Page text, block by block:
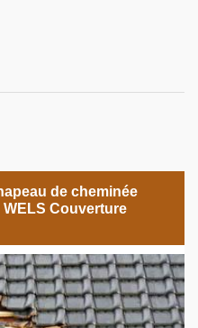
de cheminée
Couverture